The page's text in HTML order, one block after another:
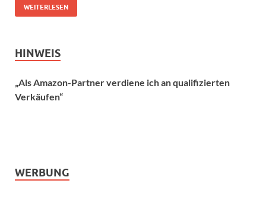
WEITERLESEN
HINWEIS
„Als Amazon-Partner verdiene ich an qualifizierten
Verkäufen“
WERBUNG